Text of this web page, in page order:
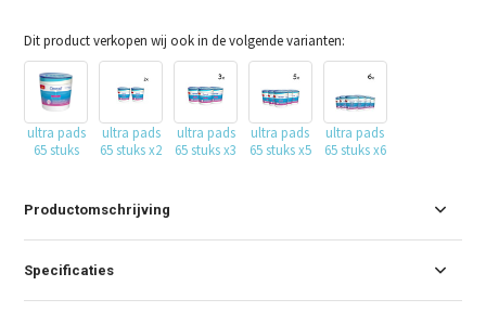
Dit product verkopen wij ook in de volgende varianten:
ultra pads
65 stuks
ultra pads
65 stuks x2
ultra pads
65 stuks x3
ultra pads
65 stuks x5
ultra pads
65 stuks x6
Productomschrijving
Specificaties